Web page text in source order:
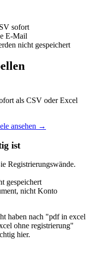
sofort
E-Mail
nicht gespeichert
als CSV oder Excel
ansehen →
ist
Registrierungswände.
gespeichert
nicht Konto
haben nach "pdf in excel
ohne registrierung"
hier.